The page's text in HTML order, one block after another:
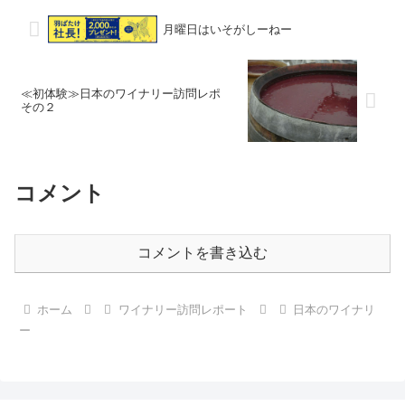
い・・・ ワイン＆ぶどうの産...月曜日はいそがしーねー
≪初体験≫日本のワイナリー訪問レポ
その２
コメント
コメントを書き込む
ホーム ワイナリー訪問レポート
日本のワイナリ
ー